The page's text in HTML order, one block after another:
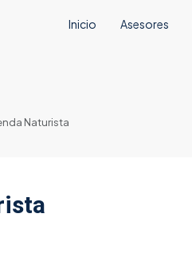
Inicio Asesores
Naturista